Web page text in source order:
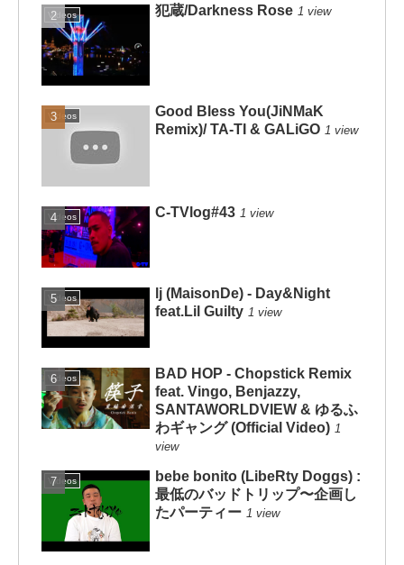
Videos 犯蔵/Darkness Rose 1 view
Videos
Good Bless You(JiNMaK
Remix)/ TA-TI & GALiGO 1 view
Videos C-TVlog#43 1 view
Videos
lj (MaisonDe) - Day&Night
feat.Lil Guilty 1 view
Videos
BAD HOP - Chopstick Remix
feat. Vingo, Benjazzy,
SANTAWORLDVIEW & ゆるふ
わギャング (Official Video) 1
view
Videos
bebe bonito (LibeRty Doggs) :
最低のバッドトリップ〜企画し
たパーティー 1 view